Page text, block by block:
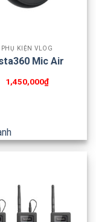
PHỤ KIỆN VLOG
Mic Air
1,450,000₫